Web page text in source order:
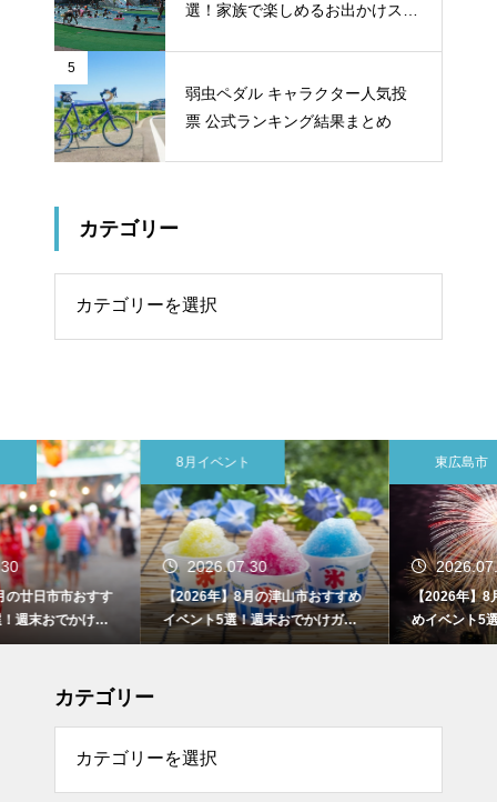
選！家族で楽しめるお出かけスポ
5
弱虫ペダル キャラクター人気投
票 公式ランキング結果まとめ
カテゴリー
8月イベント
2026.07.30
【2026年】8月の津山市おすすめ
イベント5選！週末おでかけガイ
ド
東広島市
2026.07.30
【2026年】8月の東広島市おすす
めイベント5選！週末おでかけガ
イド
カテゴリー